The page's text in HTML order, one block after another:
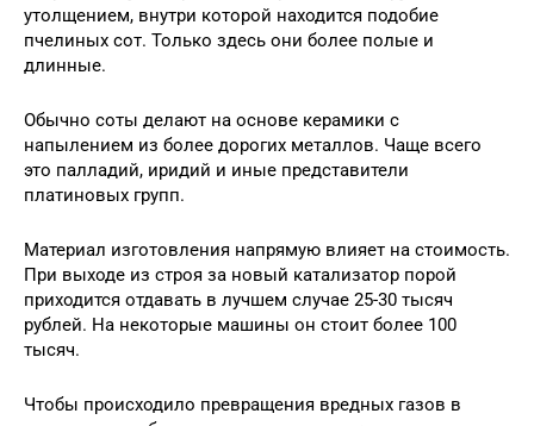
утолщением, внутри которой находится подобие
пчелиных сот. Только здесь они более полые и
длинные.
Обычно соты делают на основе керамики с
напылением из более дорогих металлов. Чаще всего
это палладий, иридий и иные представители
платиновых групп.
Материал изготовления напрямую влияет на стоимость.
При выходе из строя за новый катализатор порой
приходится отдавать в лучшем случае 25-30 тысяч
рублей. На некоторые машины он стоит более 100
тысяч.
Чтобы происходило превращения вредных газов в